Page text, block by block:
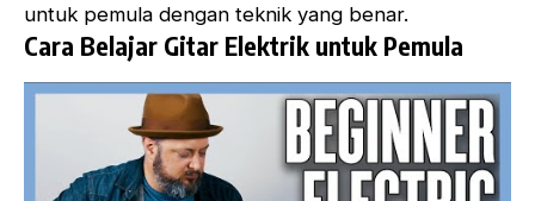
untuk pemula dengan teknik yang benar.
Cara Belajar Gitar Elektrik untuk Pemula